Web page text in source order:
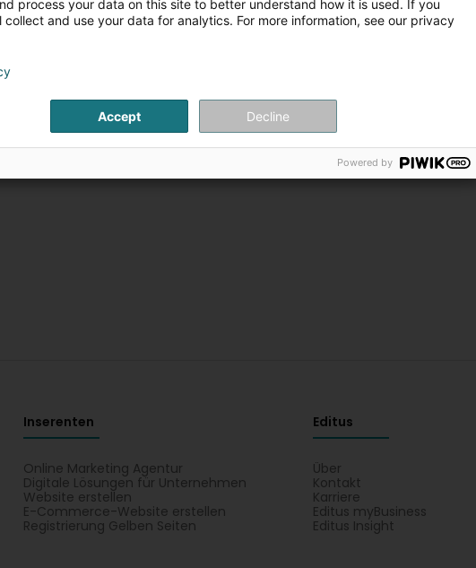
Inserenten
Online Marketing Agentur
Digitale Lösungen für Unternehmen
Website erstellen
E-Commerce-Website erstellen
Registrierung Gelben Seiten
Editus
Über
Kontakt
Karriere
Editus myBusiness
Editus Insight
process your data on this site to better understand how it is used. If you
and use your data for analytics. For more information, see our privacy
Accept Decline
Powered by